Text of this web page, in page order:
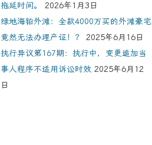
拖延时间。
2026年1月3日
绿地海铂外滩：全款4000万买的外滩豪宅
竟然无法办理产证！？
2025年6月16日
执行异议第167期：执行中，变更追加当
事人程序不适用诉讼时效 2025年6月12
日